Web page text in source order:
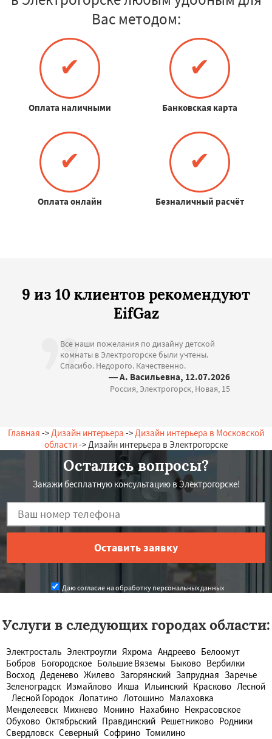
Вас методом:
✔
Оплата наличными
✔
Банковская карта
✔
Оплата онлайн
✔
Безналичный расчёт
9 из 10 клиентов рекомендуют
EifGaz
Все наши пожелания по дизайну детской
комнаты в Электрогорске были учтены.
Спасибо. Недорого. Качественно.
— А. Васильевна, 12.07.2026
Россия, Электрогорск, Новая, 15
Главная -> Дизайн интерьера -> Дизайн интерьера в Московской
области-> Дизайн интерьера в Электрогорске
Остались вопросы?
Закажи бесплатную консультацию в Электрогорске!
Даю согласие на обработку персональных данных
Услуги в следующих городах области:
Электросталь Электроугли Яхрома Андреево Белоомут
Бобров Богородское Большие Вяземы Быково Вербилки
Восход Деденево Жилево Загорянский Запрудная Заречье
Зеленоградск Измайлово Икша Ильинский Красково Лесной
Лесной Городок Лопатино Лотошино Малаховка
Менделеевск Михнево Монино Нахабино Некрасовское
Обухово Октябрьский Правдинский Решетниково Родники
Свердловск Северный Софрино Томилино